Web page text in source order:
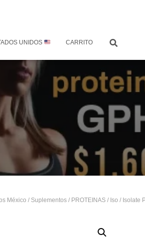
UNIDOS CARRITO
México / Suplementos / PROTEINAS / Iso / Isolate